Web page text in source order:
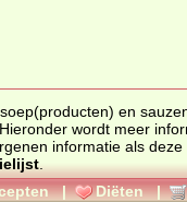
soep(producten) en
wordt meer
| Diëten |